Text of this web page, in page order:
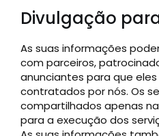
Divulgação
As suas informações
com parceiros,
anunciantes para que
contratados por nós. Os
compartilhados apenas
para a execução dos